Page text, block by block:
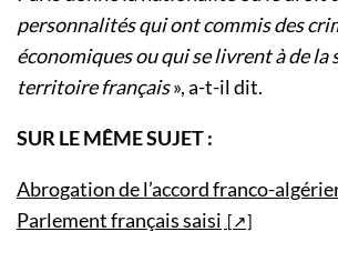
personnalités qui ont commis des
économiques ou qui se livrent à de la
territoire français», a-t-il dit.
SUR LE MÊME SUJET :
Abrogation de l’accord franco-
Parlement français saisi